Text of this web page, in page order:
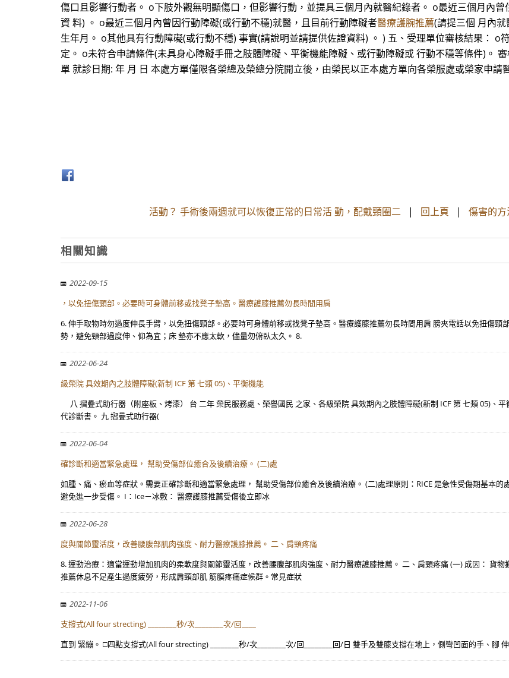
傷口且影響行動者。 o下肢外觀無明顯傷口，但影響行動，並提具三個月內就醫紀錄者。 o最近三個月內
資 料) 。 o最近三個月內曾因行動障礙(或行動不穩)就醫，且目前行動障礙者醫療護腕推薦(請提三個 月內
生年月。 o其他具有行動障礙(或行動不穩) 事實(請說明並請提供佐證資料) 。 ) 五、受理單位審核結果：
定。 o未符合申請條件(未具身心障礙手冊之肢體障礙、平衡機能障礙、或行動障礙或 行動不穩等條件)。
單 就診日期: 年 月 日 本處方單僅限各榮總及榮總分院開立後，由榮民以正本處方單向各榮服處或榮家申請
活動？ 手術後兩週就可以恢復正常的日常活 動，配戴頸圈二 | 回上頁 | 傷害的
相關知識
2022-09-15
，以免扭傷頸部。必要時可身體前移或找凳子墊高。醫療護膝推薦勿長時間用肩
6. 伸手取物時勿過度伸長手臂，以免扭傷頸部。必要時可身體前移或找凳子墊高。醫療護膝推薦勿長時間用肩 膀夾電話以免扭傷
勢，避免頸部過度伸、仰為宜；床 墊亦不應太軟，儘量勿俯臥太久。 8.
2022-06-24
級榮院 具效期內之肢體障礙(新制 ICF 第 七類 05)、平衡機能
八 摺疊式助行器（附座板、烤漆） 台 二年 榮民服務處、榮譽國民 之家、各級榮院 具效期內之肢體障礙(新制 ICF 第 七類 05)、
代診斷書。 九 摺疊式助行器(
2022-06-04
確診斷和適當緊急處理， 幫助受傷部位癒合及後續治療。 (二)處
如腫、痛、瘀血等症狀。需要正確診斷和適當緊急處理， 幫助受傷部位癒合及後續治療。 (二)處理原則：RICE 是急性受傷期基本
避免進一步受傷。 I：Ice－冰敷： 醫療護膝推薦受傷後立即冰
2022-06-28
度與關節靈活度，改善腰腹部肌肉強度、耐力醫療護膝推薦。 二、肩頸疼痛
8. 運動治療：適當運動增加肌肉的柔軟度與關節靈活度，改善腰腹部肌肉強度、耐力醫療護膝推薦。 二、肩頸疼痛 (一) 成因： 貨
推薦休息不足產生過度疲勞，形成肩頸部肌 筋膜疼痛症候群。常見症狀
2022-11-06
支撐式(All four strecting) ________秒/次________次/回____
直到 緊繃。 □四點支撐式(All four strecting) ________秒/次________次/回________回/日 雙手及雙膝支撐在地上，側彎凹面的手、